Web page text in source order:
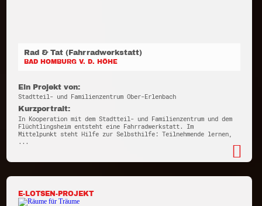
Rad & Tat (Fahrradwerkstatt)
BAD HOMBURG V. D. HÖHE
Ein Projekt von:
Stadtteil- und Familienzentrum Ober-Erlenbach
Kurzportrait:
In Kooperation mit dem Stadtteil- und Familienzentrum und dem
Flüchtlingsheim entsteht eine Fahrradwerkstatt. Im
Mittelpunkt steht Hilfe zur Selbsthilfe: Teilnehmende lernen,
...
E-LOTSEN-PROJEKT